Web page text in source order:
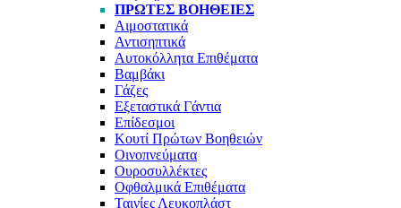
ΠΡΏΤΕΣ ΒΟΉΘΕΙΕΣ
Αιμοστατικά
Αντισηπτικά
Αυτοκόλλητα Επιθέματα
Βαμβάκι
Γάζες
Εξεταστικά Γάντια
Επίδεσμοι
Κουτί Πρώτων Βοηθειών
Οινοπνεύματα
Ουροσυλλέκτες
Οφθαλμικά Επιθέματα
Ταινίες Λευκοπλάστ